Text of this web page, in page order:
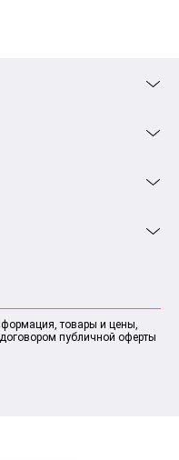
товары и цены,
публичной оферты